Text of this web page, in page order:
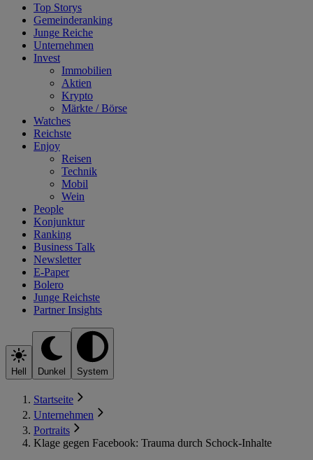
Top Storys
Gemeinderanking
Junge Reiche
Unternehmen
Invest
Immobilien
Aktien
Krypto
Märkte / Börse
Watches
Reichste
Enjoy
Reisen
Technik
Mobil
Wein
People
Konjunktur
Ranking
Business Talk
Newsletter
E-Paper
Bolero
Junge Reichste
Partner Insights
Hell Dunkel System
Startseite
Unternehmen
Portraits
Klage gegen Facebook: Trauma durch Schock-Inhalte